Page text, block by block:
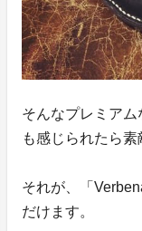
そんなプレミア
も感じられたら素
それが、「
だけます。